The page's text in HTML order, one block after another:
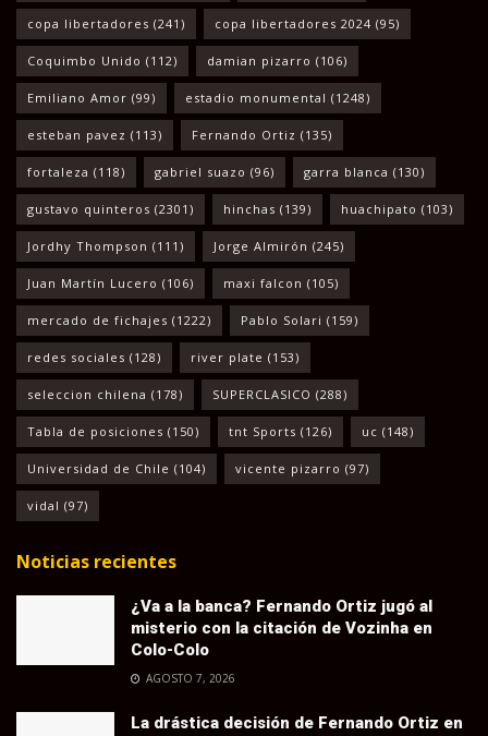
copa libertadores (241) copa libertadores 2024 (95)
Coquimbo Unido (112) damian pizarro (106)
Emiliano Amor (99) estadio monumental (1248)
esteban pavez (113) Fernando Ortiz (135)
fortaleza (118) gabriel suazo (96) garra blanca (130)
gustavo quinteros (2301) hinchas (139) huachipato (103)
Jordhy Thompson (111) Jorge Almirón (245)
Juan Martín Lucero (106) maxi falcon (105)
mercado de fichajes (1222) Pablo Solari (159)
redes sociales (128) river plate (153)
seleccion chilena (178) SUPERCLASICO (288)
Tabla de posiciones (150) tnt Sports (126) uc (148)
Universidad de Chile (104) vicente pizarro (97)
vidal (97)
Noticias recientes
¿Va a la banca? Fernando Ortiz jugó al
misterio con la citación de Vozinha en
Colo-Colo
AGOSTO 7, 2026
La drástica decisión de Fernando Ortiz en